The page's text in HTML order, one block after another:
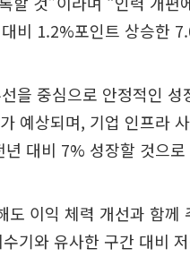
비 1.2%포인트 상승한
을 중심으로 안정적인
예상되며, 기업 인프라
년 대비 7% 성장할 것으
도 이익 체력 개선과 함
기와 유사한 구간 대비